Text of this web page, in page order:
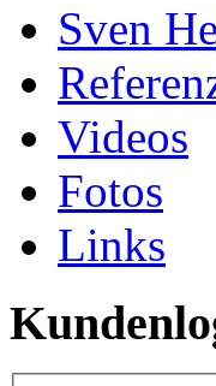
Sven
Videos
Fotos
Links